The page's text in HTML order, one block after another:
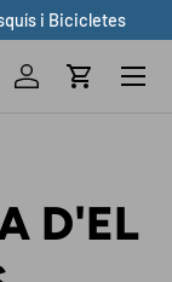
i Bicicletes
Inicia sessió
Cistella
D'EL